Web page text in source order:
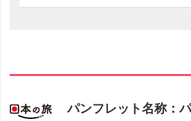
パンフレット名称：